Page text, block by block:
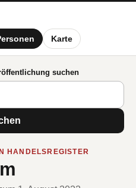
Karte
suchen
HANDELSREGISTER